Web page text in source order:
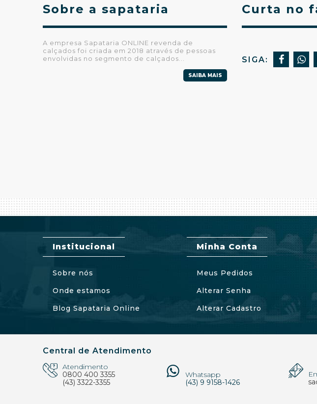
Sobre a sapataria
A empresa Sapataria ONLINE revenda de
calçados foi criada em 2018 através de pessoas
envolvidas no segmento de calçados...
SAIBA MAIS
Curta no
SIGA:
Institucional
Sobre nós
Onde estamos
Blog Sapataria Online
Minha Conta
Meus Pedidos
Alterar Senha
Alterar Cadastro
Central de Atendimento
Atendimento
0800 400 3355
(43) 3322-3355
Whatsapp
(43) 9 9158-1426